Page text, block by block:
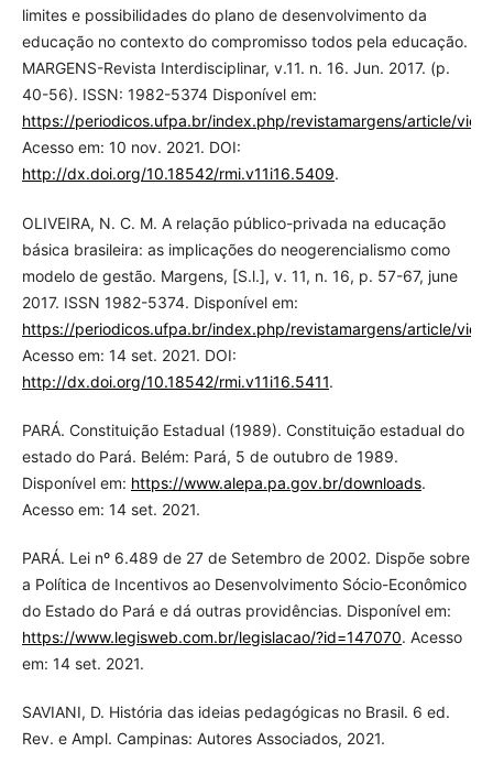
limites e possibilidades do plano de desenvolvimento da
educação no contexto do compromisso todos pela educação.
MARGENS-Revista Interdisciplinar, v.11. n. 16. Jun. 2017. (p.
40-56). ISSN: 1982-5374 Disponível em:
https://periodicos.ufpa.br/index.php/revistamargens/article/
Acesso em: 10 nov. 2021. DOI:
http://dx.doi.org/10.18542/rmi.v11i16.5409.
OLIVEIRA, N. C. M. A relação público-privada na educação
básica brasileira: as implicações do neogerencialismo como
modelo de gestão. Margens, [S.l.], v. 11, n. 16, p. 57-67, june
2017. ISSN 1982-5374. Disponível em:
https://periodicos.ufpa.br/index.php/revistamargens/article/
Acesso em: 14 set. 2021. DOI:
http://dx.doi.org/10.18542/rmi.v11i16.5411.
PARÁ. Constituição Estadual (1989). Constituição estadual do
estado do Pará. Belém: Pará, 5 de outubro de 1989.
Disponível em: https://www.alepa.pa.gov.br/downloads.
Acesso em: 14 set. 2021.
PARÁ. Lei nº 6.489 de 27 de Setembro de 2002. Dispõe sobre
a Política de Incentivos ao Desenvolvimento Sócio-Econômico
do Estado do Pará e dá outras providências. Disponível em:
https://www.legisweb.com.br/legislacao/?id=147070. Acesso
em: 14 set. 2021.
SAVIANI, D. História das ideias pedagógicas no Brasil. 6 ed.
Rev. e Ampl. Campinas: Autores Associados, 2021.